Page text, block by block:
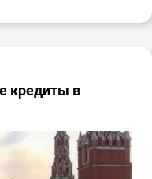
кредиты в